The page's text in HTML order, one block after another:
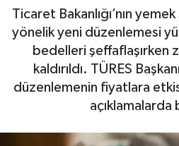
Ticaret Bakanlığı’nın
yönelik yeni düzenlemesi
bedelleri şeffaflaşırken
kaldırıldı. TÜRES
düzenlemenin fiyatlara
açıklamalarda